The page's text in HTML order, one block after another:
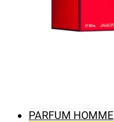
PARFUM HOMME